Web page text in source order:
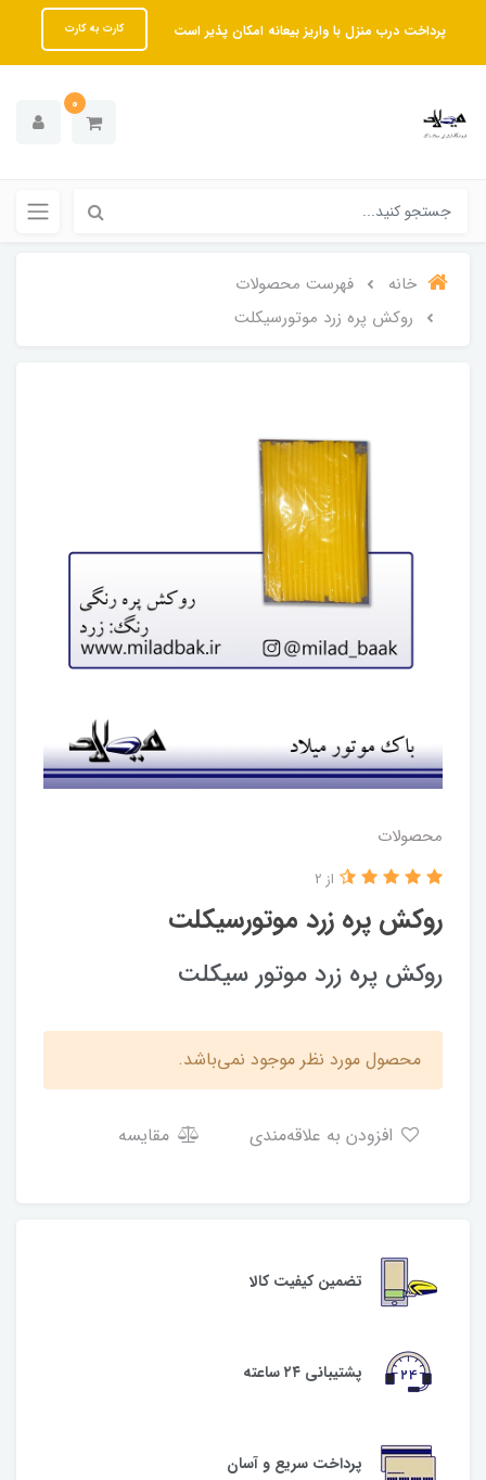
پرداخت درب منزل با واریز بیعانه امکان پذیر است کارت به کارت
0
خانه
فهرست محصولات
روکش پره زرد موتورسیکلت
محصولات
روکش پره زرد موتورسیکلت
از 2
روکش پره زرد موتور سیکلت
محصول مورد نظر موجود نمی‌باشد.
مقایسه
تضمین کیفیت کالا
پشتیبانی ۲۴ ساعته
پرداخت سریع و آسان